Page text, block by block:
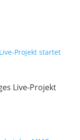
Live-Projekt